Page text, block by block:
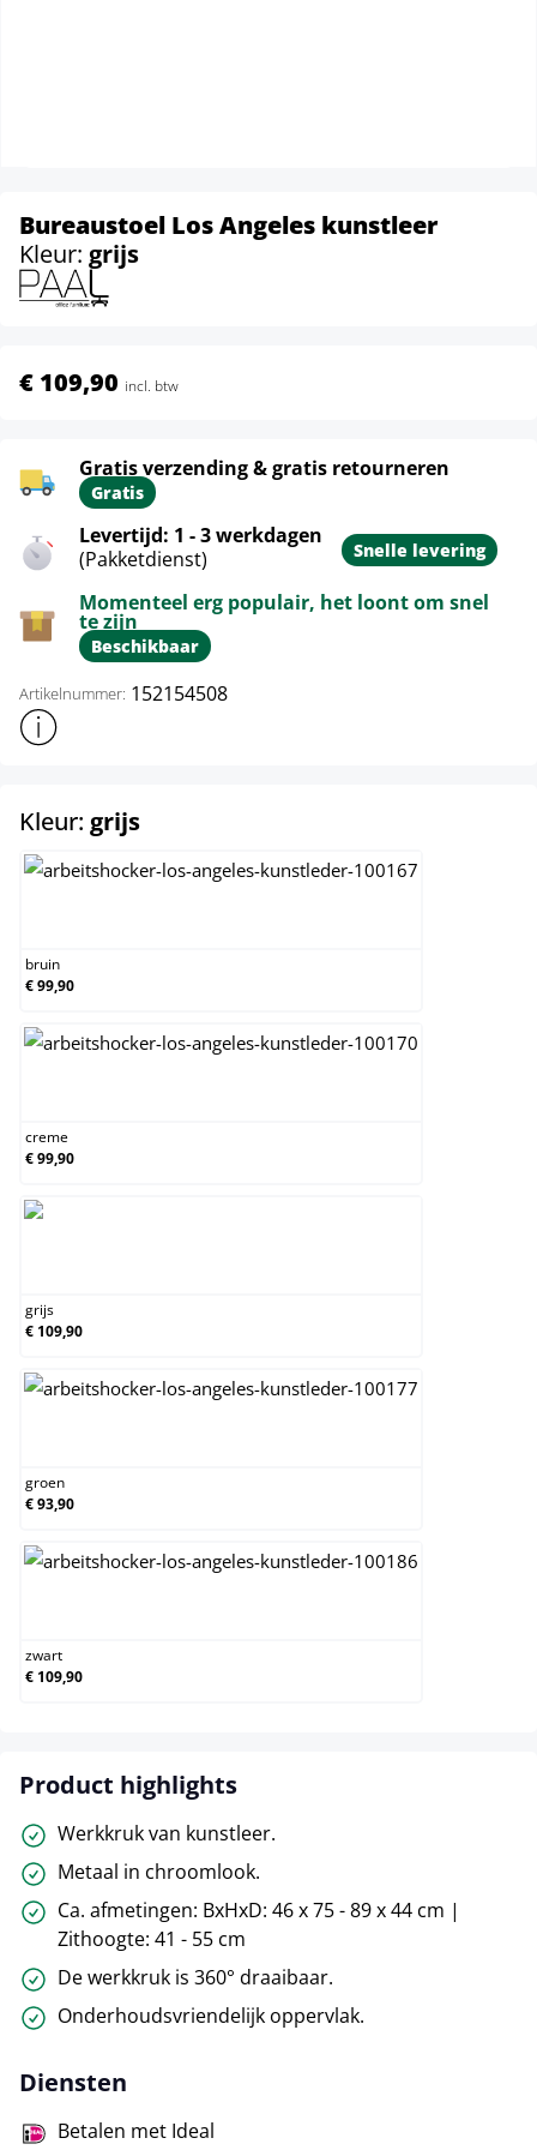
Bureaustoel Los Angeles kunstleer
Kleur: grijs
€ 109,90 incl. btw
Gratis verzending & gratis retourneren
Gratis
Levertijd: 1 - 3 werkdagen
(Pakketdienst)
Snelle levering
Momenteel erg populair, het loont om snel
te zijn
Beschikbaar
Artikelnummer: 152154508
Toon meer productinformatie
Kleur: grijsselect
bruin
€ 99,90
creme
€ 99,90
grijs
€ 109,90
groen
€ 93,90
zwart
€ 109,90
Product highlights
Werkkruk van kunstleer.
Metaal in chroomlook.
Ca. afmetingen: BxHxD: 46 x 75 - 89 x 44 cm |
Zithoogte: 41 - 55 cm
De werkkruk is 360° draaibaar.
Onderhoudsvriendelijk oppervlak.
Diensten
Betalen met Ideal